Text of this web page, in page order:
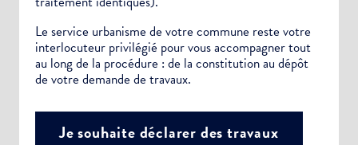
Le service urbanisme de votre commune reste votre
interlocuteur privilégié pour vous accompagner tout
au long de la procédure : de la constitution au dépôt
de votre demande de travaux.
Je souhaite déclarer des travaux